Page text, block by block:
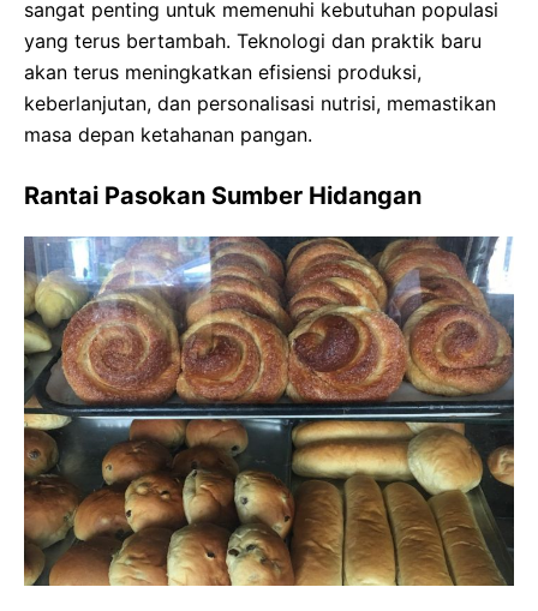
sangat penting untuk memenuhi kebutuhan populasi
yang terus bertambah. Teknologi dan praktik baru
akan terus meningkatkan efisiensi produksi,
keberlanjutan, dan personalisasi nutrisi, memastikan
masa depan ketahanan pangan.
Rantai Pasokan Sumber Hidangan